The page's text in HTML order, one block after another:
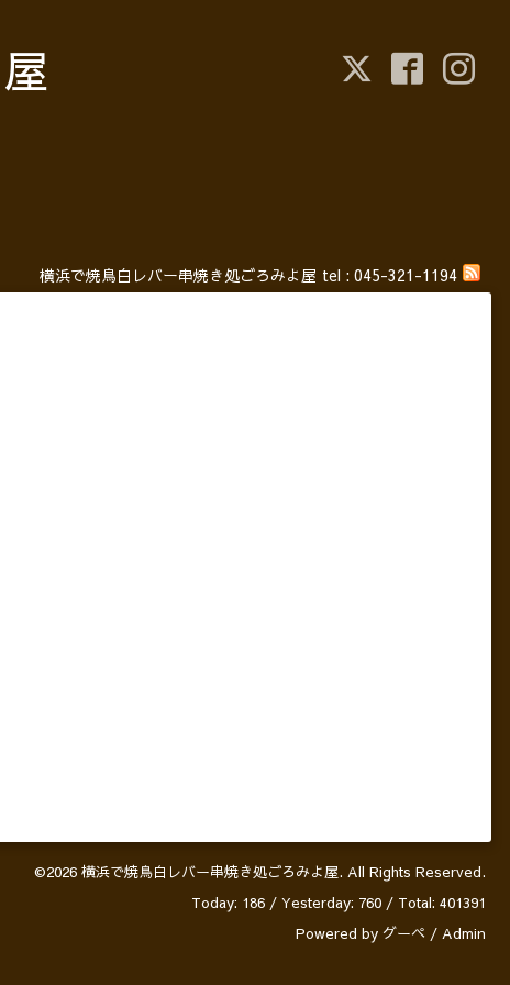
横浜で焼鳥白レバー串焼き処ごろみよ屋 tel : 045-321-1194
©2026 横浜で焼鳥白レバー串焼き処ごろみよ屋. All Rights Reserved.
Today: 186 / Yesterday: 760 / Total: 401391
Powered by グーペ / Admin